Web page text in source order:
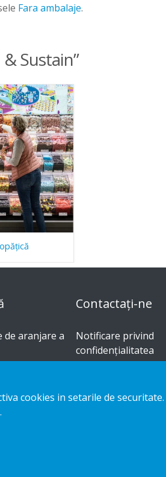
Fara ambalaje.
Sustain”
de aranjare a
Contactați-ne
Notificare privind
confidențialitatea
cookies in setarile de